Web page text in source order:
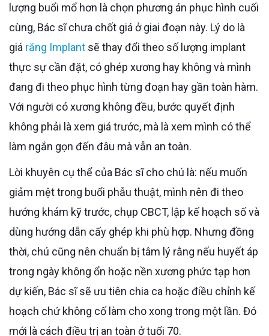
lượng buổi mổ hơn là chọn phương án phục hình cuối
cùng, Bác sĩ chưa chốt giá ở giai đoạn này. Lý do là
giá răng Implant sẽ thay đổi theo số lượng implant
thực sự cần đặt, có ghép xương hay không và mình
đang đi theo phục hình từng đoạn hay gần toàn hàm.
Với người có xương không đều, bước quyết định
không phải là xem giá trước, mà là xem mình có thể
làm ngắn gọn đến đâu mà vẫn an toàn.
Lời khuyên cụ thể của Bác sĩ cho chú là: nếu muốn
giảm mệt trong buổi phẫu thuật, mình nên đi theo
hướng khám kỹ trước, chụp CBCT, lập kế hoạch số và
dùng hướng dẫn cấy ghép khi phù hợp. Nhưng đồng
thời, chú cũng nên chuẩn bị tâm lý rằng nếu huyết áp
trong ngày không ổn hoặc nền xương phức tạp hơn
dự kiến, Bác sĩ sẽ ưu tiên chia ca hoặc điều chỉnh kế
hoạch chứ không cố làm cho xong trong một lần. Đó
mới là cách điều trị an toàn ở tuổi 70.